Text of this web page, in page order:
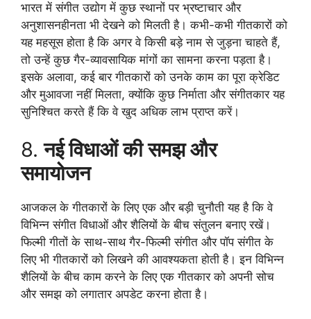
भारत में संगीत उद्योग में कुछ स्थानों पर भ्रष्टाचार और
अनुशासनहीनता भी देखने को मिलती है। कभी-कभी गीतकारों को
यह महसूस होता है कि अगर वे किसी बड़े नाम से जुड़ना चाहते हैं,
तो उन्हें कुछ गैर-व्यावसायिक मांगों का सामना करना पड़ता है।
इसके अलावा, कई बार गीतकारों को उनके काम का पूरा क्रेडिट
और मुआवजा नहीं मिलता, क्योंकि कुछ निर्माता और संगीतकार यह
सुनिश्चित करते हैं कि वे खुद अधिक लाभ प्राप्त करें।
8.नई विधाओं की समझ और
समायोजन
आजकल के गीतकारों के लिए एक और बड़ी चुनौती यह है कि वे
विभिन्न संगीत विधाओं और शैलियों के बीच संतुलन बनाए रखें।
फिल्मी गीतों के साथ-साथ गैर-फिल्मी संगीत और पॉप संगीत के
लिए भी गीतकारों को लिखने की आवश्यकता होती है। इन विभिन्न
शैलियों के बीच काम करने के लिए एक गीतकार को अपनी सोच
और समझ को लगातार अपडेट करना होता है।